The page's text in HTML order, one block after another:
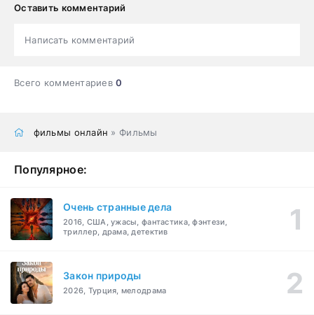
Оставить комментарий
Написать комментарий
Всего комментариев0
фильмы онлайн » Фильмы
Популярное:
Очень странные дела
2016, США, ужасы, фантастика, фэнтези,
триллер, драма, детектив
Закон природы
2026, Турция, мелодрама